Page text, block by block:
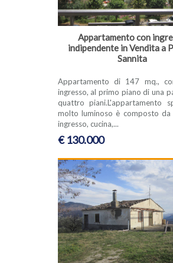
Appartamento con
indipendente in Vendita a
Sannita
Appartamento di 147 mq.,
ingresso, al primo piano di una
quattro piani.L'appartamento
molto luminoso è composto da
ingresso, cucina,...
€ 130.000